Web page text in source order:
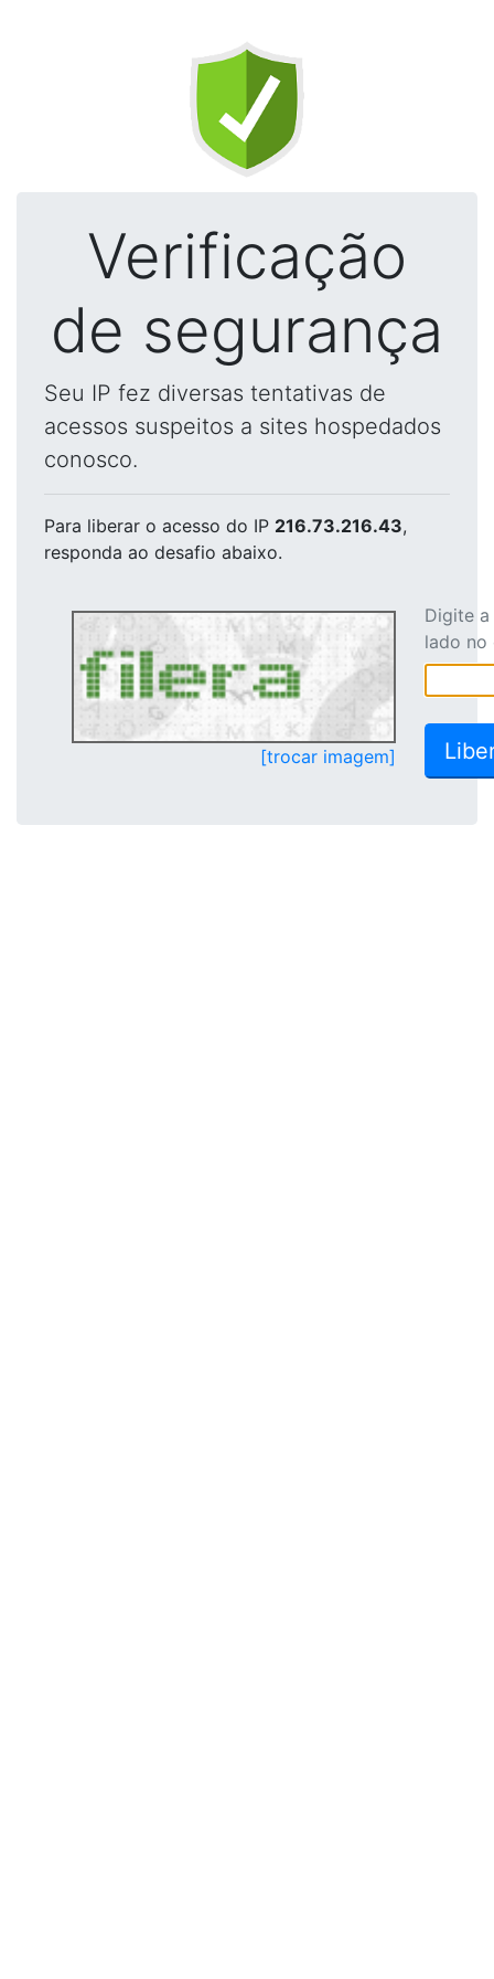
Verificação
de segurança
Seu IP fez diversas tentativas de
acessos suspeitos a sites hospedados
conosco.
Para liberar o acesso do IP 216.73.216.43,
responda ao desafio abaixo.
[trocar imagem]
Digite
lado no